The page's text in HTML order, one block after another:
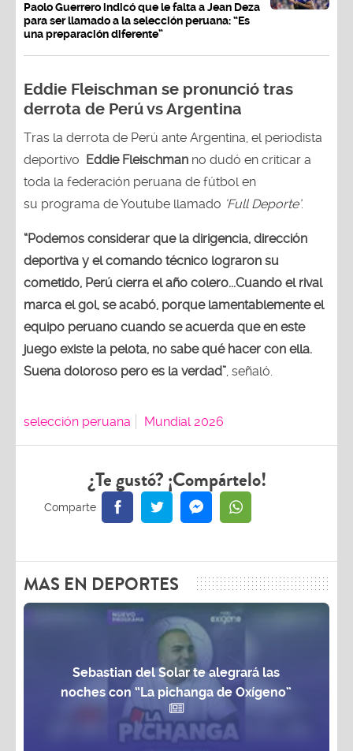
Paolo Guerrero indicó que le falta a Jean Deza
para ser llamado a la selección peruana: “Es
una preparación diferente”
Eddie Fleischman se pronunció tras
derrota de Perú vs Argentina
Tras la derrota de Perú ante Argentina, el periodista
deportivo Eddie Fleischman no dudó en criticar a
toda la federación peruana de fútbol en
su programa de Youtube llamado ‘Full Deporte’.
“Podemos considerar que la dirigencia, dirección
deportiva y el comando técnico lograron su
cometido, Perú cierra el año colero...Cuando el rival
marca el gol, se acabó, porque lamentablemente el
equipo peruano cuando se acuerda que en este
juego existe la pelota, no sabe qué hacer con ella.
Suena doloroso pero es la verdad”, señaló.
selección peruana Mundial 2026
¿Te gustó? ¡Compártelo!
MAS EN DEPORTES
Sebastian del Solar te alegrará las
noches con “La pichanga de Oxígeno”